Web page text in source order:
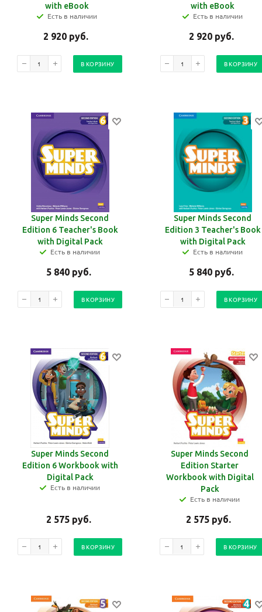
with eBook
Есть в наличии
2 920 руб.
В КОРЗИНУ
with eBook
Есть в наличии
2 920 руб.
В КОРЗИНУ
Super Minds Second
Edition 6 Teacher's Book
with Digital Pack
Есть в наличии
5 840 руб.
В КОРЗИНУ
Super Minds Second
Edition 3 Teacher's Book
with Digital Pack
Есть в наличии
5 840 руб.
В КОРЗИНУ
Super Minds Second
Edition 6 Workbook with
Digital Pack
Есть в наличии
2 575 руб.
В КОРЗИНУ
Super Minds Second
Edition Starter
Workbook with Digital
Pack
Есть в наличии
2 575 руб.
В КОРЗИНУ